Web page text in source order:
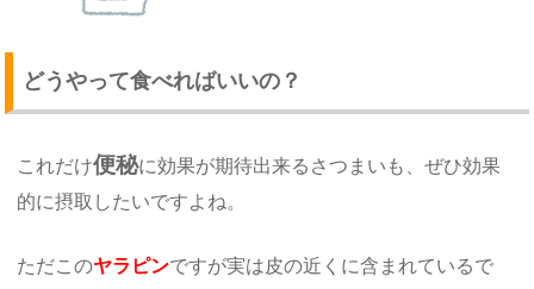
どうやって食べればいいの？
これだけ便秘に効果が期待出来るさつまいも、ぜひ効果
的に摂取したいですよね。
ただこのヤラピンですが実は皮の近くに含まれているで